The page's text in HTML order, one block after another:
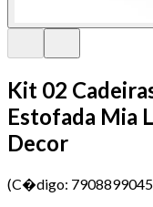
Kit 02
Estofada Mia
Decor
(C�digo: